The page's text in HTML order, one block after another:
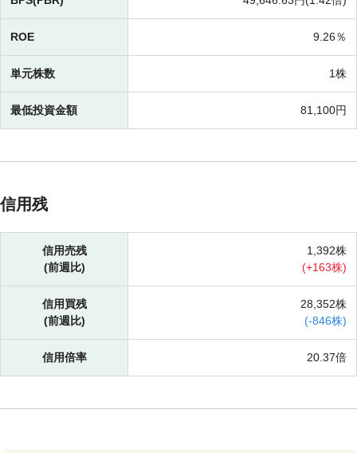
ROE 9.26％
単元株数 1株
最低投資金額 81,100円
信用残
信用売残
(前週比)
1,392株
(+163株)
信用買残
(前週比)
28,352株
(-846株)
信用倍率 20.37倍